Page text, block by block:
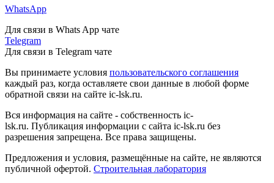
WhatsApp
Для связи в Whats App чате
Telegram
Для связи в Telegram чате
Вы принимаете условия пользовательского соглашения
каждый раз, когда оставляете свои данные в любой форме
обратной связи на сайте ic-lsk.ru.
Вся информация на сайте - собственность ic-
lsk.ru. Публикация информации с сайта ic-lsk.ru без
разрешения запрещена. Все права защищены.
Предложения и условия, размещённые на сайте, не являются
публичной офертой. Строительная лаборатория